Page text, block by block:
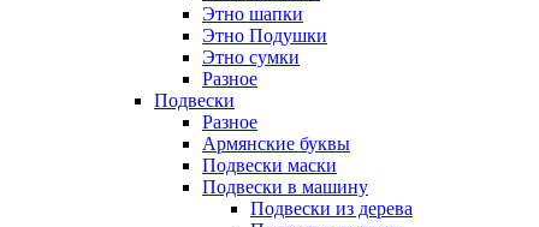
Этно шапки
Этно Подушки
Этно сумки
Разное
Подвески
Разное
Армянские буквы
Подвески маски
Подвески в машину
Подвески из дерева